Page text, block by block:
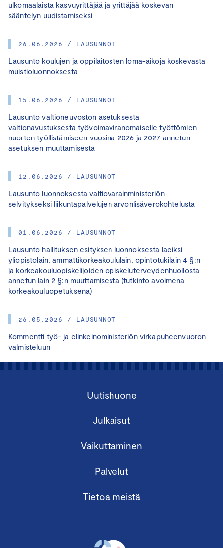
ulkomaalaista kasvuyrittäjää ja yrittäjää koskevan
sääntelyn uudistamiseksi
26.06.2026 / LAUSUNNOT
Lausunto koulujen ja oppilaitosten loma-aikoja koskevasta
muistioluonnoksesta
15.06.2026 / LAUSUNNOT
Lausunto valtioneuvoston asetuksesta
valtionavustuksesta työvoimaviranomaiselle työttömien
nuorten työllistämiseen vuosina 2026 ja 2027 annetun
asetuksen muuttamisesta
12.06.2026 / LAUSUNNOT
Lausunto luonnoksesta valtiovarainministeriön
selvitykseksi liikuntapalvelujen arvonlisäverokohtelusta
01.06.2026 / LAUSUNNOT
Lausunto hallituksen esityksen luonnoksesta laeiksi
yliopistolain, ammattikorkeakoululain, opintotukilain 4 §:n
ja korkeakouluopiskelijoiden opiskeluterveydenhuollosta
annetun lain 2 §:n muuttamisesta (tutkinto avoimena
korkeakouluopetuksena)
26.05.2026 / LAUSUNNOT
Kommentti työ- ja elinkeinoministeriön virkapuheenvuoron
valmisteluun
Uutishuone
Julkaisut
Vaikuttaminen
Palvelut
Tietoa meistä